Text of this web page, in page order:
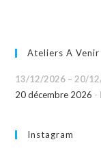
Ateliers A Venir
13/12/2026 – 20/
20 décembre 2026 -
Instagram